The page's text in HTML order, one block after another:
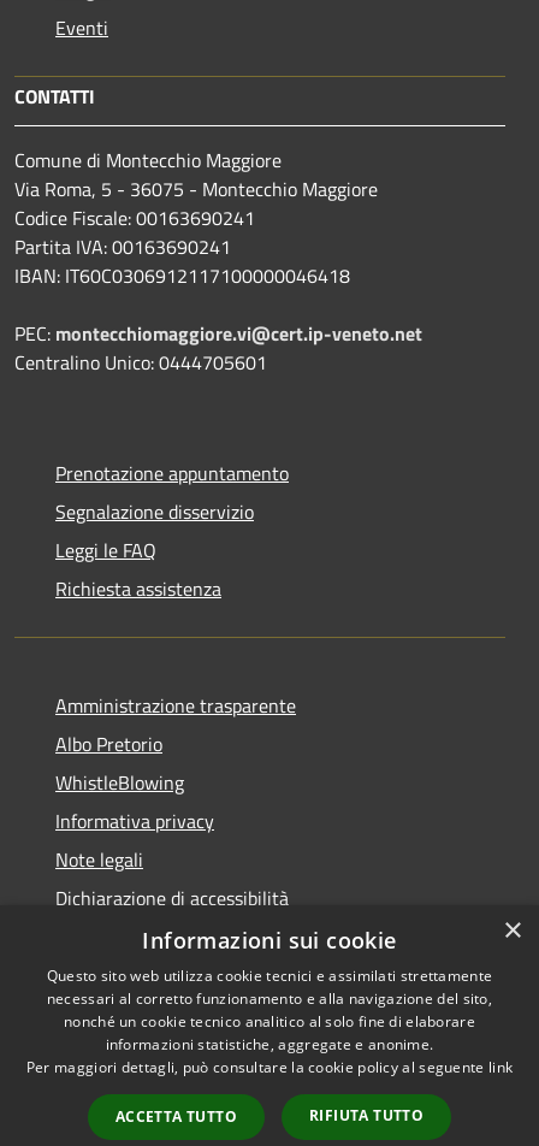
Eventi
CONTATTI
Comune di Montecchio Maggiore
Via Roma, 5 - 36075 - Montecchio Maggiore
Codice Fiscale: 00163690241
Partita IVA: 00163690241
IBAN: IT60C0306912117100000046418
PEC: montecchiomaggiore.vi@cert.ip-veneto.net
Centralino Unico: 0444705601
Prenotazione appuntamento
Segnalazione disservizio
Leggi le FAQ
Richiesta assistenza
Amministrazione trasparente
Albo Pretorio
WhistleBlowing
Informativa privacy
Note legali
Dichiarazione di accessibilità
Accessibilità
Privacy
Mappa del sito
Copyright © 2026 • Città di
Montecchio Maggiore •
Powered byMunicipium •
Accesso redazione
×
Informazioni sui cookie
Questo sito web utilizza cookie tecnici e assimilati strettamente
necessari al corretto funzionamento e alla navigazione del sito,
nonché un cookie tecnico analitico al solo fine di elaborare
informazioni statistiche, aggregate e anonime.
Per maggiori dettagli, può consultare la cookie policy al seguente link
ACCETTA TUTTO RIFIUTA TUTTO